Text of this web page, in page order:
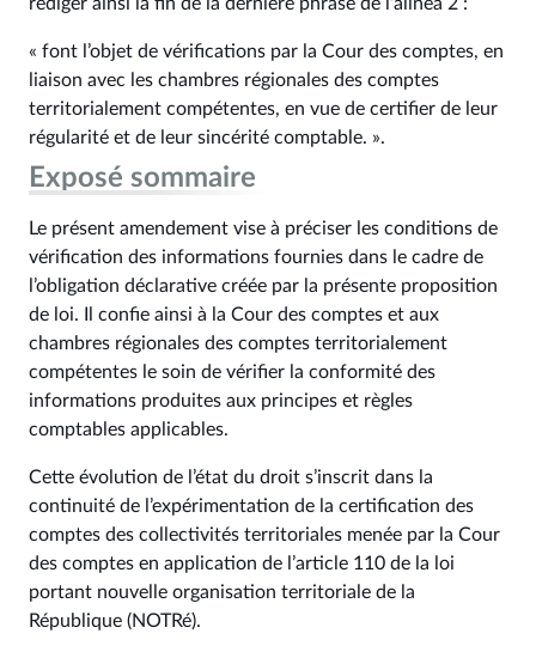
« font l’objet de vérifications par la Cour des comptes, en
liaison avec les chambres régionales des comptes
territorialement compétentes, en vue de certifier de leur
régularité et de leur sincérité comptable. ».
Exposé sommaire
Le présent amendement vise à préciser les conditions de
vérification des informations fournies dans le cadre de
l’obligation déclarative créée par la présente proposition
de loi. Il confie ainsi à la Cour des comptes et aux
chambres régionales des comptes territorialement
compétentes le soin de vérifier la conformité des
informations produites aux principes et règles
comptables applicables.
Cette évolution de l’état du droit s’inscrit dans la
continuité de l’expérimentation de la certification des
comptes des collectivités territoriales menée par la Cour
des comptes en application de l’article 110 de la loi
portant nouvelle organisation territoriale de la
République (NOTRé).